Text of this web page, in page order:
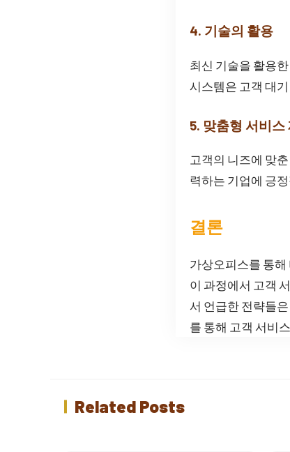
4. 기술의 활용
최신 기술을 활용
시스템은 고객 대
5. 맞춤형 서비스
고객의 니즈에 맞
력하는 기업에 긍
결론
가상오피스를 통
이 과정에서 고객
서 언급한 전략들
를 통해 고객 서비
Related Posts